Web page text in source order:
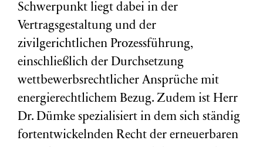
Schwerpunkt liegt dabei in der
Vertragsgestaltung und der
zivilgerichtlichen Prozessführung,
einschließlich der Durchsetzung
wettbewerbsrechtlicher Ansprüche mit
energierechtlichem Bezug. Zudem ist Herr
Dr. Dümke spezialisiert in dem sich ständig
fortentwickelnden Recht der erneuerbaren